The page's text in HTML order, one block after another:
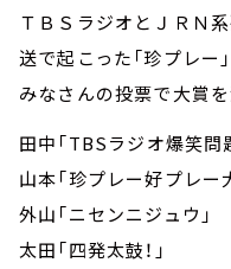
ＴＢＳラジオとＪＲＮ
送で起こった「珍プレー
みなさんの投票で大賞を
田中「TBSラジオ爆笑問
山本「珍プレー好プレー
外山「ニセンニジュウ」
太田「四発太鼓！」